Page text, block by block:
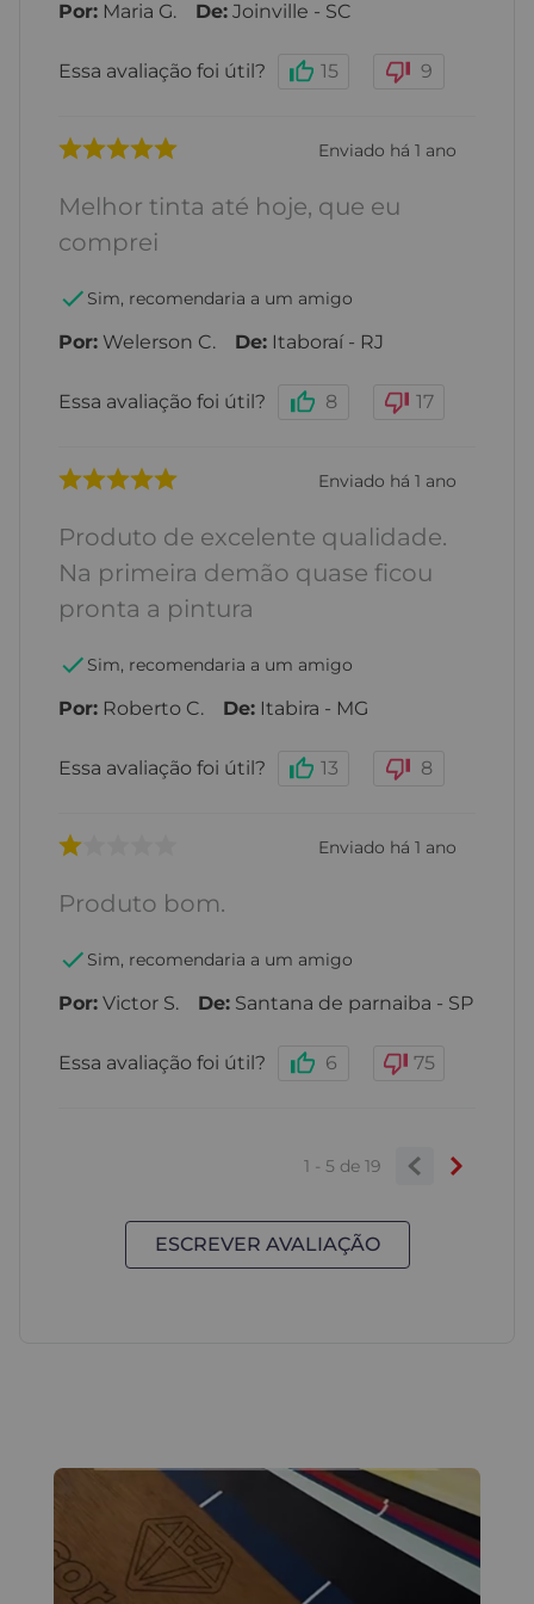
Por: Maria G. De: Joinville - SC
Essa avaliação foi útil? 15 9
Enviado há 1 ano
Melhor tinta até hoje, que eu
comprei
Sim, recomendaria a um amigo
Por: Welerson C. De: Itaboraí - RJ
Essa avaliação foi útil? 8 17
Enviado há 1 ano
Produto de excelente qualidade.
Na primeira demão quase ficou
pronta a pintura
Sim, recomendaria a um amigo
Por: Roberto C. De: Itabira - MG
Essa avaliação foi útil? 13 8
Enviado há 1 ano
Produto bom.
Sim, recomendaria a um amigo
Por: Victor S. De: Santana de parnaiba - SP
Essa avaliação foi útil? 6 75
1 - 5 de 19
ESCREVER AVALIAÇÃO